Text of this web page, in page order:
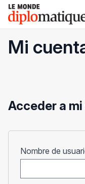
Skip
content
Le monde
Mi
Acceder a
Nombre de